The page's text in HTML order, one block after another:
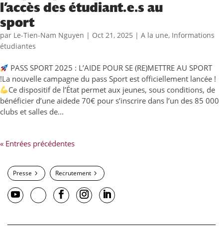
l’accès des étudiant.e.s au
sport
par Le-Tien-Nam Nguyen | Oct 21, 2025 | A la une, Informations
étudiantes
PASS SPORT 2025 : L’AIDE POUR SE (RE)METTRE AU SPORT
!La nouvelle campagne du pass Sport est officiellement lancée !
Ce dispositif de l’État permet aux jeunes, sous conditions, de
bénéficier d’une aidede 70€ pour s’inscrire dans l’un des 85 000
clubs et salles de...
« Entrées précédentes
Presse Recrutement